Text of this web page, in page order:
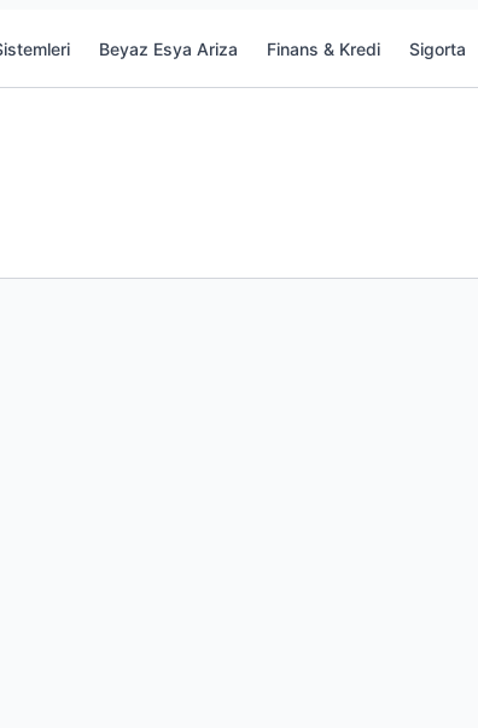
Beyaz Esya Ariza Finans & Kredi Sigorta